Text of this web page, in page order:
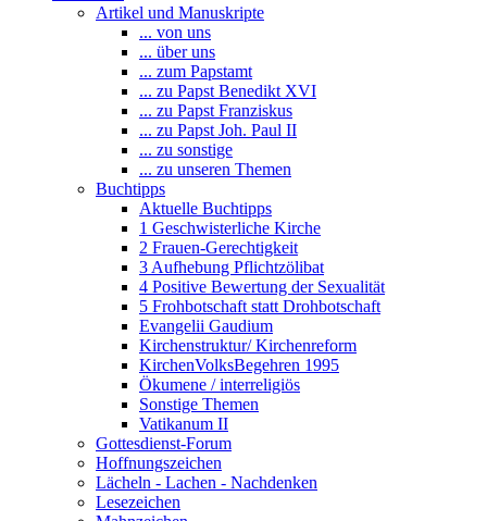
Artikel und Manuskripte
... von uns
... über uns
... zum Papstamt
... zu Papst Benedikt XVI
... zu Papst Franziskus
... zu Papst Joh. Paul II
... zu sonstige
... zu unseren Themen
Buchtipps
Aktuelle Buchtipps
1 Geschwisterliche Kirche
2 Frauen-Gerechtigkeit
3 Aufhebung Pflichtzölibat
4 Positive Bewertung der Sexualität
5 Frohbotschaft statt Drohbotschaft
Evangelii Gaudium
Kirchenstruktur/ Kirchenreform
KirchenVolksBegehren 1995
Ökumene / interreligiös
Sonstige Themen
Vatikanum II
Gottesdienst-Forum
Hoffnungszeichen
Lächeln - Lachen - Nachdenken
Lesezeichen